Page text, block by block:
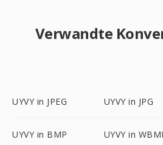
Verwandte
UYVY in JPEG UYVY in JPG
UYVY in BMP UYVY in